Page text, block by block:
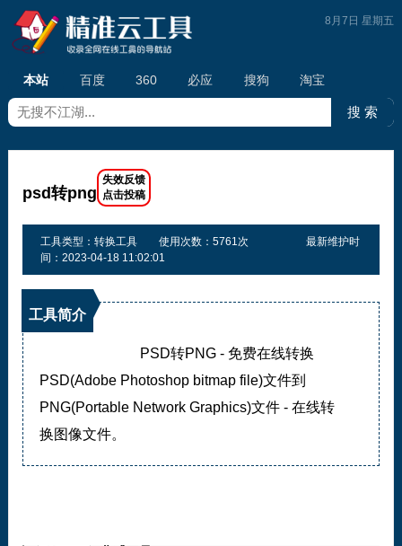
本站 百度 360 必应 搜狗 淘宝
8月7日 星期五
psd转png
工具类型：转换工具 使用次数：5761次
最新维护时
间：2023-04-18 11:02:01
工具简介
PSD转PNG - 免费在线转换
PSD(Adobe Photoshop bitmap file)文件到
PNG(Portable Network Graphics)文件 - 在线转
换图像文件。